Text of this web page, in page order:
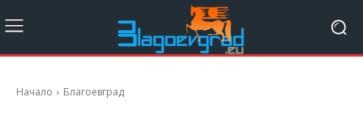
Начало Благоевград